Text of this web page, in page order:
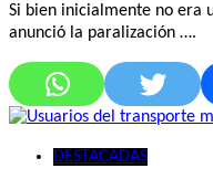
Si bien inicialmente no era
anunció la paralización ….
DESTACADAS